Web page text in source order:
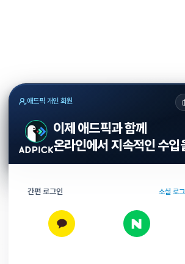
애드픽 개인 회원
이제 애드픽과 함께
온라인에서 지속적인 수입
간편 로그인 소셜 로